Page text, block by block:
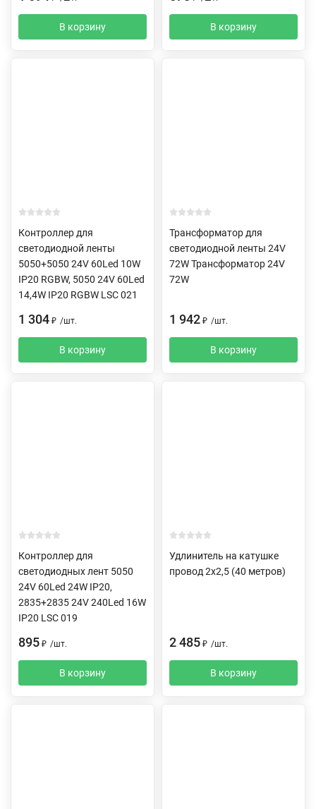
В корзину В корзину
Контроллер для
светодиодной ленты
5050+5050 24V 60Led 10W
IP20 RGBW, 5050 24V 60Led
14,4W IP20 RGBW LSC 021
1 304 ₽ /шт.
В корзину
Трансформатор для
светодиодной ленты 24V
72W Трансформатор 24V
72W
1 942 ₽ /шт.
В корзину
Контроллер для
светодиодных лент 5050
24V 60Led 24W IP20,
2835+2835 24V 240Led 16W
IP20 LSC 019
895 ₽ /шт.
В корзину
Удлинитель на катушке
провод 2х2,5 (40 метров)
2 485 ₽ /шт.
В корзину